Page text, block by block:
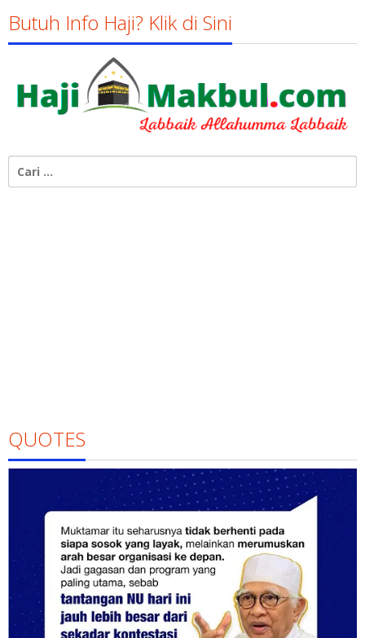
Butuh Info Haji? Klik di Sini
untuk:
QUOTES